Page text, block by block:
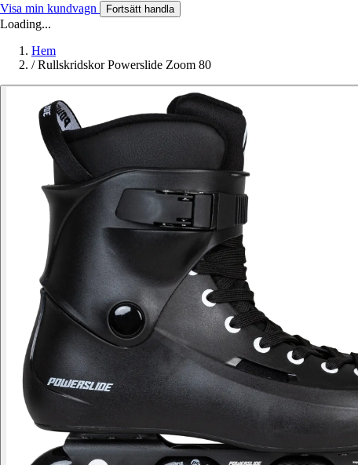
Visa min kundvagn Fortsätt handla
Loading...
Hem
/ Rullskridskor Powerslide Zoom 80